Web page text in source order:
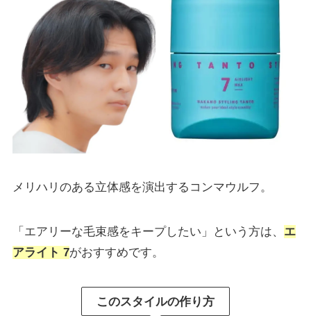
メリハリのある立体感を演出するコンマウルフ。
「エアリーな毛束感をキープしたい」という方は、 エ
アライト 7がおすすめです。
このスタイルの作り方